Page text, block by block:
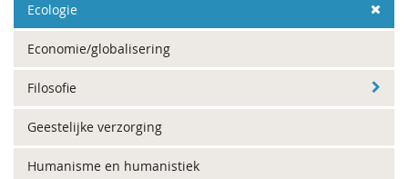
Ecologie
Economie/globalisering
Filosofie
Geestelijke verzorging
Humanisme en humanistiek